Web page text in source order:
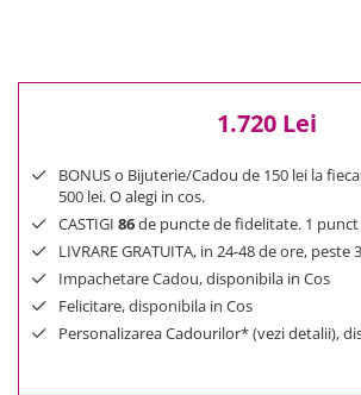
1000 Lei +
1.720 Lei
BONUS o Bijuterie/Cadou de 150 lei la
500 lei. O alegi in cos.
CASTIGI 86de puncte de fidelitate. 1 punct
LIVRARE GRATUITA, in 24-48 de ore, peste
Impachetare Cadou, disponibila in Cos
Felicitare, disponibila in Cos
Personalizarea Cadourilor* (vezi detalii),